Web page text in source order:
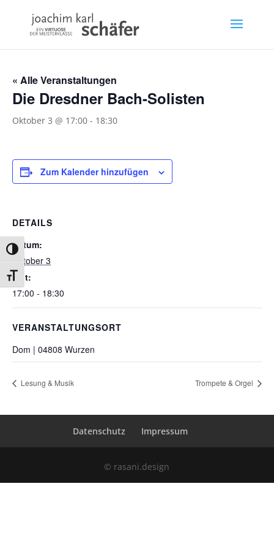
Umschalten auf hohe Kontraste
Schrift vergrößern
« Alle Veranstaltungen
Die Dresdner Bach-Solisten
Oktober 3 @ 17:00 - 18:30
Zum Kalender hinzufügen
DETAILS
Datum:
Oktober 3
Zeit:
17:00 - 18:30
VERANSTALTUNGSORT
Dom | 04808 Wurzen
Lesung & Musik Trompete & Orgel
Datenschutz Impressum
© rasani.design